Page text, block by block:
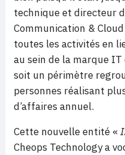
technique et directeur
Communication &
toutes les activités en
au sein de la marque
soit un périmètre
personnes réalisant
d’affaires annuel.
Cette nouvelle entité «
Cheops Technology a